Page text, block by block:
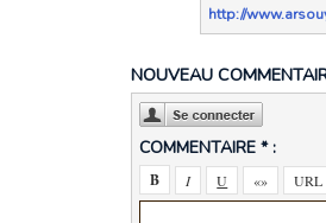
http://
NOUVEAU
COMMENTAIRE * :